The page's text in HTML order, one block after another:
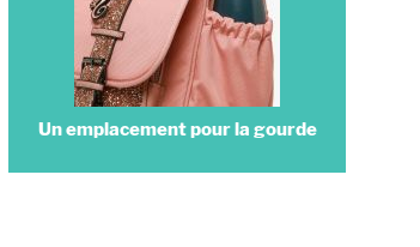
Un emplacement pour la gourde